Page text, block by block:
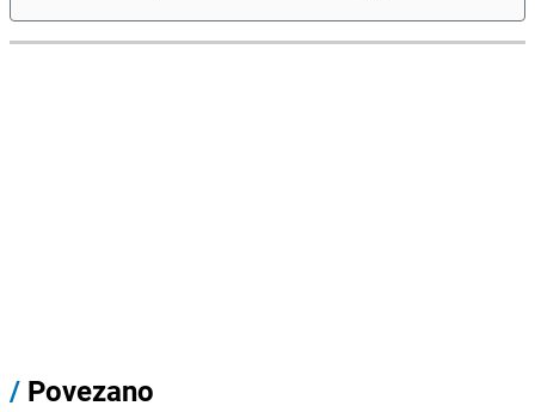
/ Povezano